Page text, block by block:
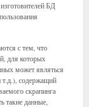
БД
с тем, что
для которых
может являться
т.д.), содержащий
скрапинга
такие данные,